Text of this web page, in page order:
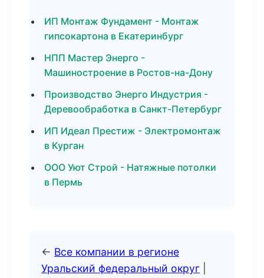
ИП Монтаж Фундамент - Монтаж
гипсокартона в Екатеринбург
НПП Мастер Энерго -
Машиностроение в Ростов-на-Дону
Производство Энерго Индустрия -
Деревообработка в Санкт-Петербург
ИП Идеал Престиж - Электромонтаж
в Курган
ООО Уют Строй - Натяжные потолки
в Пермь
← Все компании в регионе
Уральский федеральный округ